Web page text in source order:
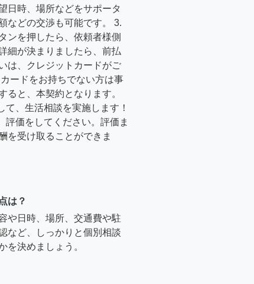
日時、場所などをサポータ
などの交渉も可能です。 3.
ンを押したら、依頼者様側
細が決まりましたら、前払
は、クレジットカードがご
ードをお持ちでない方は事
ると、本契約となります。
、生活相談を実施します！
評価をしてください。評価ま
を受け取ることができま
は？
や日時、場所、交通費や駐
など、しっかりと個別相談
を決めましょう。